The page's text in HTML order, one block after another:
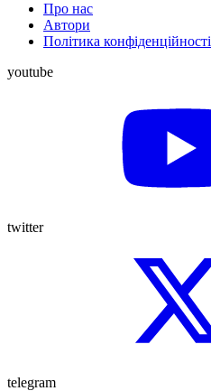
Про нас
Автори
Політика конфіденційності
youtube
twitter
telegram